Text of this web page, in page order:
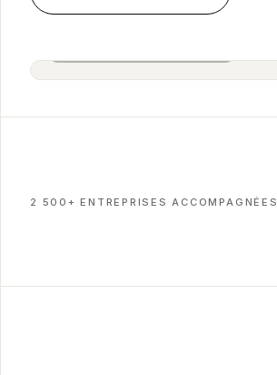
2 500+ ENTREPRISES ACCOMPAGNÉES